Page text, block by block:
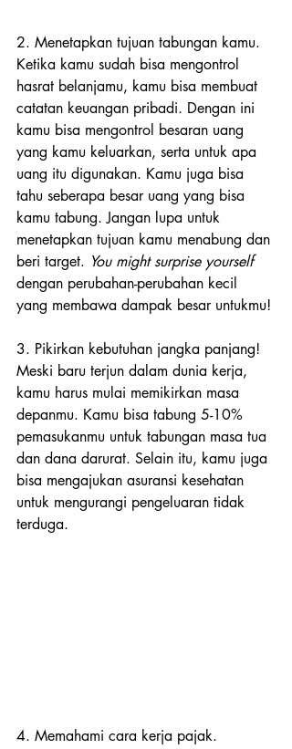
2. Menetapkan tujuan tabungan kamu.
Ketika kamu sudah bisa mengontrol
hasrat belanjamu, kamu bisa membuat
catatan keuangan pribadi. Dengan ini
kamu bisa mengontrol besaran uang
yang kamu keluarkan, serta untuk apa
uang itu digunakan. Kamu juga bisa
tahu seberapa besar uang yang bisa
kamu tabung. Jangan lupa untuk
menetapkan tujuan kamu menabung dan
beri target. You might surprise yourself
dengan perubahan-perubahan kecil
yang membawa dampak besar untukmu!
3. Pikirkan kebutuhan jangka panjang!
Meski baru terjun dalam dunia kerja,
kamu harus mulai memikirkan masa
depanmu. Kamu bisa tabung 5-10%
pemasukanmu untuk tabungan masa tua
dan dana darurat. Selain itu, kamu juga
bisa mengajukan asuransi kesehatan
untuk mengurangi pengeluaran tidak
terduga.
4. Memahami cara kerja pajak.